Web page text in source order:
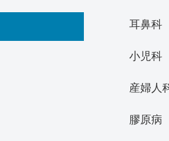
耳鼻科
小児科
産婦人
膠原病